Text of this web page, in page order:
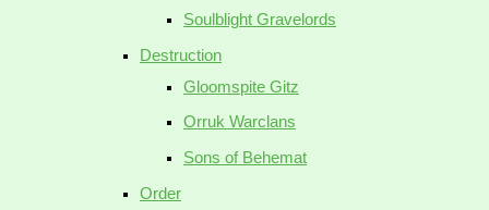
Soulblight Gravelords
Destruction
Gloomspite Gitz
Orruk Warclans
Sons of Behemat
Order